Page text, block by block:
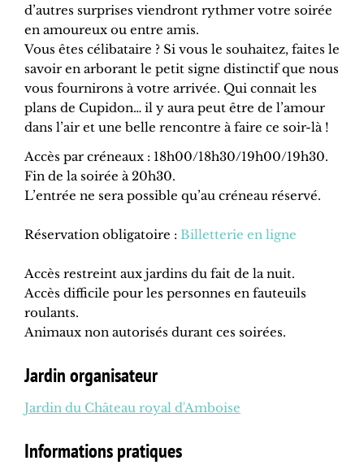
d’autres surprises viendront rythmer votre soirée
en amoureux ou entre amis.
Vous êtes célibataire ? Si vous le souhaitez, faites le
savoir en arborant le petit signe distinctif que nous
vous fournirons à votre arrivée. Qui connait les
plans de Cupidon… il y aura peut être de l’amour
dans l’air et une belle rencontre à faire ce soir-là !
Accès par créneaux : 18h00/18h30/19h00/19h30.
Fin de la soirée à 20h30.
L’entrée ne sera possible qu’au créneau réservé.
Réservation obligatoire : Billetterie en ligne
Accès restreint aux jardins du fait de la nuit.
Accès difficile pour les personnes en fauteuils
roulants.
Animaux non autorisés durant ces soirées.
Jardin organisateur
Jardin du Château royal d'Amboise
Informations pratiques